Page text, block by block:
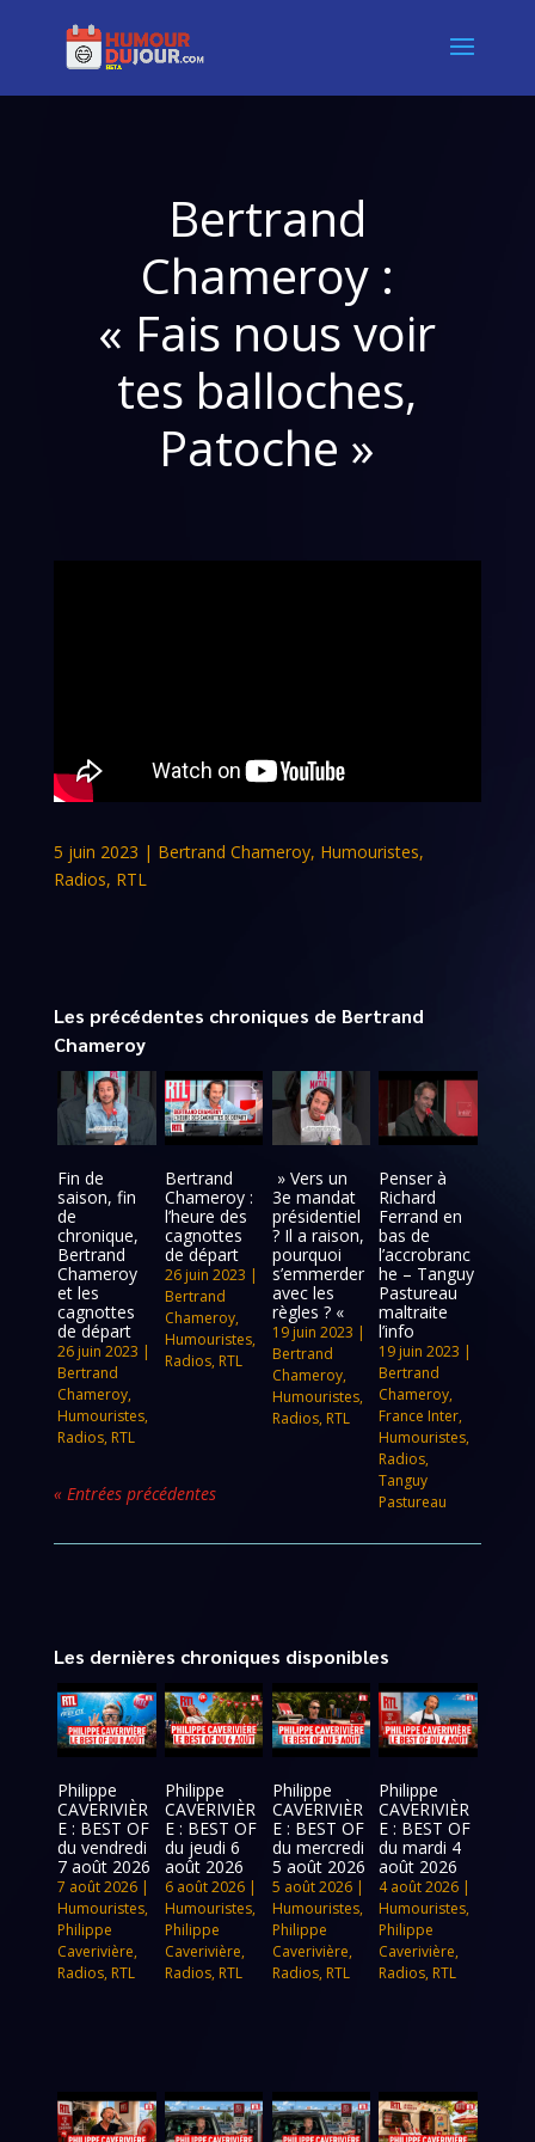
Bertrand
Chameroy :
« Fais nous voir
tes balloches,
Patoche »
5 juin 2023 | Bertrand Chameroy, Humouristes,
Radios, RTL
Les précédentes chroniques de Bertrand
Chameroy
Fin de
saison, fin
de
chronique,
Bertrand
Chameroy
et les
cagnottes
de départ
26 juin 2023 |
Bertrand
Chameroy,
Humouristes,
Radios, RTL
Bertrand
Chameroy :
l’heure des
cagnottes
de départ
26 juin 2023 |
Bertrand
Chameroy,
Humouristes,
Radios, RTL
» Vers un
3e mandat
présidentiel
? Il a raison,
pourquoi
s’emmerder
avec les
règles ? «
19 juin 2023 |
Bertrand
Chameroy,
Humouristes,
Radios, RTL
Penser à
Richard
Ferrand en
bas de
l’accrobranc
he – Tanguy
Pastureau
maltraite
l’info
19 juin 2023 |
Bertrand
Chameroy,
France Inter,
Humouristes,
Radios,
Tanguy
Pastureau
« Entrées précédentes
Les dernières chroniques disponibles
Philippe
CAVERIVIÈR
E : BEST OF
du vendredi
7 août 2026
7 août 2026 |
Humouristes,
Philippe
Caverivière,
Radios, RTL
Philippe
CAVERIVIÈR
E : BEST OF
du jeudi 6
août 2026
6 août 2026|
Humouristes,
Philippe
Caverivière,
Radios, RTL
Philippe
CAVERIVIÈR
E : BEST OF
du mercredi
5 août 2026
5 août 2026|
Humouristes,
Philippe
Caverivière,
Radios, RTL
Philippe
CAVERIVIÈR
E : BEST OF
du mardi 4
août 2026
4 août 2026 |
Humouristes,
Philippe
Caverivière,
Radios, RTL